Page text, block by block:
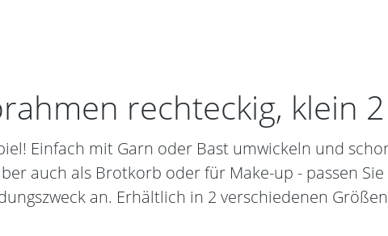
rechteckig, klein
Einfach mit Garn oder Bast umwickeln und
auch als Brotkorb oder für Make-up - passen
an. Erhältlich in 2 verschiedenen